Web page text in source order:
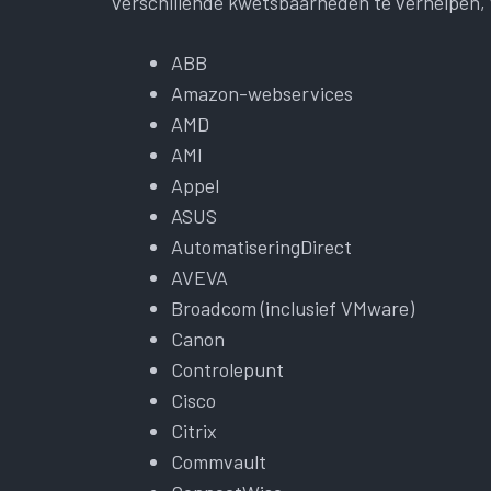
ABB
Amazon-webservices
AMD
AMI
Appel
ASUS
AutomatiseringDirect
AVEVA
Broadcom (inclusief VMware)
Canon
Controlepunt
Cisco
Citrix
Commvault